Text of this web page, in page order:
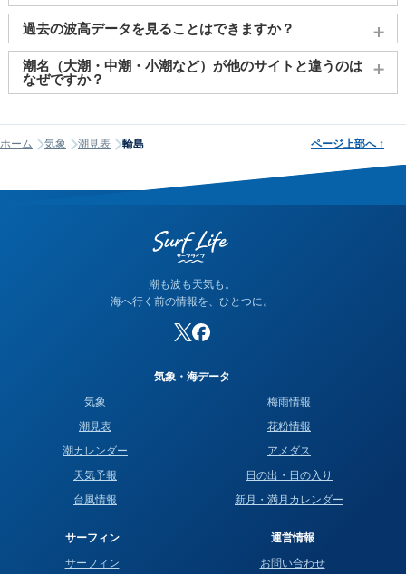
2011～2027年までの16年間分の潮汐情報や日の出・日の入りを
調べることができます。視覚的に分かり易くタイドグラフで、
日の出・日の入り情報も合わせて確認することができます。
過去の波高データを見ることはできますか？
大変申し訳ございませんが、過去の波高データ（波の高さ）に
関してはご提供しておりません。
潮名（大潮・中潮・小潮など）が他のサイトと違うのは
なぜですか？
何日まで大潮」という統一された公的な定義はありません。そ
のため、サイトが採用する計算方式によって、境界にあたる日
って見える場合は、そのサイトが別の方式を使っている可能性
ホーム 気象 潮見表 輪島 ページ上部へ ↑
潮も波も天気も。
海へ行く前の情報を、ひとつに。
気象・海データ
気象
潮見表
潮カレンダー
天気予報
台風情報
梅雨情報
花粉情報
アメダス
日の出・日の入り
新月・満月カレンダー
サーフィン
サーフィン
運営情報
お問い合わせ